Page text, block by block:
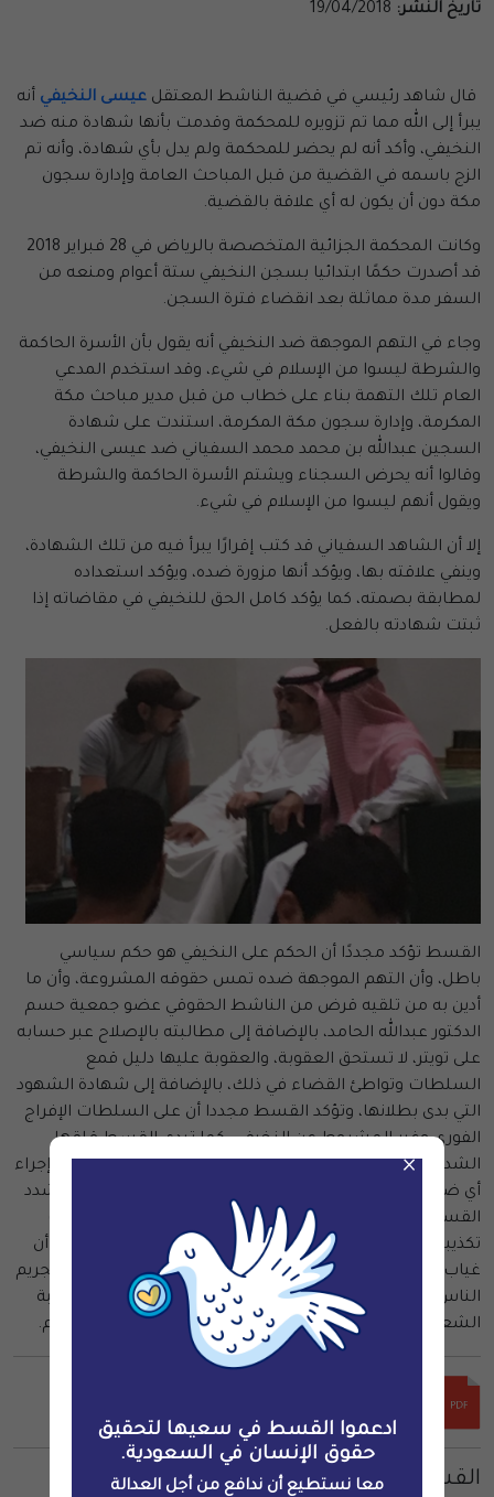
تاريخ النشر:
قال شاهد رئيسي في قضية الناشط المعتقل عيسى النخيفي أنه
يبرأ إلى الله مما تم تزويره للمحكمة وقدمت بأنها شهادة منه ضد
النخيفي، وأكد أنه لم يحضر للمحكمة ولم يدل بأي شهادة، وأنه تم
الزج باسمه في القضية من قبل المباحث العامة وإدارة سجون
مكة دون أن يكون له أي علاقة بالقضية.
وكانت المحكمة الجزائية المتخصصة بالرياض في 28 فبراير 2018
قد أصدرت حكمًا ابتدائيا بسجن النخيفي ستة أعوام ومنعه من
السفر مدة مماثلة بعد انقضاء فترة السجن.
وجاء في التهم الموجهة ضد النخيفي أنه يقول بأن الأسرة الحاكمة
والشرطة ليسوا من الإسلام في شيء، وقد استخدم المدعي
العام تلك التهمة بناء على خطاب من قبل مدير مباحث مكة
المكرمة، وإدارة سجون مكة المكرمة، استندت على شهادة
السجين عبدالله بن محمد محمد السفياني ضد عيسى النخيفي،
وقالوا أنه يحرض السجناء ويشتم الأسرة الحاكمة والشرطة
ويقول أنهم ليسوا من الإسلام في شيء.
إلا أن الشاهد السفياني قد كتب إقرارًا يبرأ فيه من تلك الشهادة،
وينفي علاقته بها، ويؤكد أنها مزورة ضده، ويؤكد استعداده
لمطابقة بصمته، كما يؤكد كامل الحق للنخيفي في مقاضاته إذا
ثبتت شهادته بالفعل.
القسط تؤكد مجددًا أن الحكم على النخيفي هو حكم سياسي
باطل، وأن التهم الموجهة ضده تمس حقوقه المشروعة، وأن ما
أدين به من تلقيه قرض من الناشط الحقوقي عضو جمعية حسم
الدكتور عبدالله الحامد، بالإضافة إلى مطالبته بالإصلاح عبر حسابه
على تويتر، لا تستحق العقوبة، والعقوبة عليها دليل قمع
السلطات وتواطئ القضاء في ذلك، بالإضافة إلى شهادة الشهود
التي بدى بطلانها، وتؤكد القسط مجددا أن على السلطات الإفراج
الفوري وغير المشروط عن النخيفي، كما تبدي القسط قلقها
الشديد على السجين عبدالله السفياني، وتتخوف القسط من إجراء
أي ضغوط أو تعذيب أو انتقام قد يطال عبدالله السفياني، وتشدد
القسط على ضرورة حمايته وعدم السعي للانتقام منه بسبب
تكذيبه للمحاضر المقدمة ضد النخيفي. وتؤكد القسط مجددا أن
غياب الرقابة على السجون، وعدم وجود عدالة لدى القضاء، وتجريم
الناس بمجرد آرائهم، وانفلات السلطات من الرقابة والمحاسبة
الشعبية، كل ذلك شكل بيئة خصبة للقمع والاستبداد والظلم.
القسط لحقوق الإنسان
×
ادعموا القسط في سعيها لتحقيق
حقوق الإنسان في السعودية.
معا نستطيع أن ندافع من أجل العدالة